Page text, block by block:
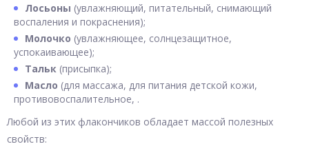
Лосьоны (увлажняющий, питательный, снимающий
воспаления и покраснения);
Молочко (увлажняющее, солнцезащитное,
успокаивающее);
Тальк (присыпка);
Масло (для массажа, для питания детской кожи,
противовоспалительное, .
Любой из этих флакончиков обладает массой полезных
свойств: